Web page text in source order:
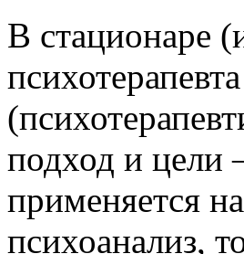
В стационаре
подход и цели
применяется
психоанализ,